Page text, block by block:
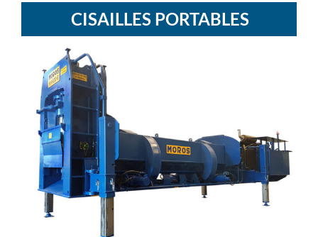
CISAILLES PORTABLES